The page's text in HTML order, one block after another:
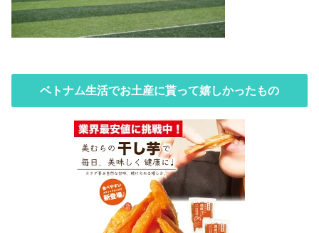
ベトナム生活でお土産に貰って嬉しかったもの